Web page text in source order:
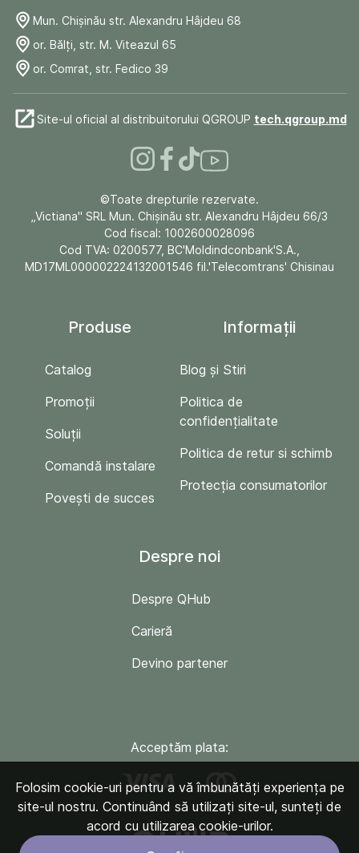
Mun. Chişinău str. Alexandru Hâjdeu 68
or. Bălți, str. M. Viteazul 65
or. Comrat, str. Fedico 39
Site-ul oficial al distribuitorului QGROUP tech.qgroup.md
©Toate drepturile rezervate.
„Victiana" SRL Mun. Chişinău str. Alexandru Hâjdeu 66/3
Cod fiscal: 1002600028096
Cod TVA: 0200577, BC'Moldindconbank'S.A.,
MD17ML000002224132001546 fil.'Telecomtrans' Chisinau
Produse
Catalog
Promoții
Soluții
Comandă instalare
Povești de succes
Informații
Blog și Stiri
Politica de
confidențialitate
Politica de retur si schimb
Protecția consumatorilor
Despre noi
Despre QHub
Carieră
Devino partener
Acceptăm plata:
Folosim cookie-uri pentru a vă îmbunătăți experiența pe
site-ul nostru. Continuând să utilizați site-ul, sunteți de
acord cu utilizarea cookie-urilor.